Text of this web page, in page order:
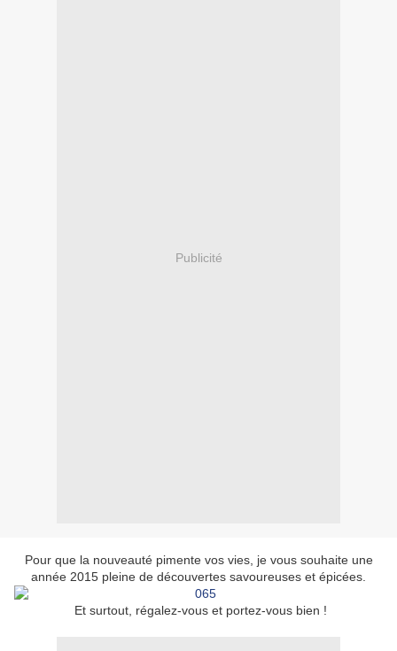
Publicité
Pour que la nouveauté pimente vos vies, je vous souhaite une
année 2015 pleine de découvertes savoureuses et épicées.
Et surtout, régalez-vous et portez-vous bien !